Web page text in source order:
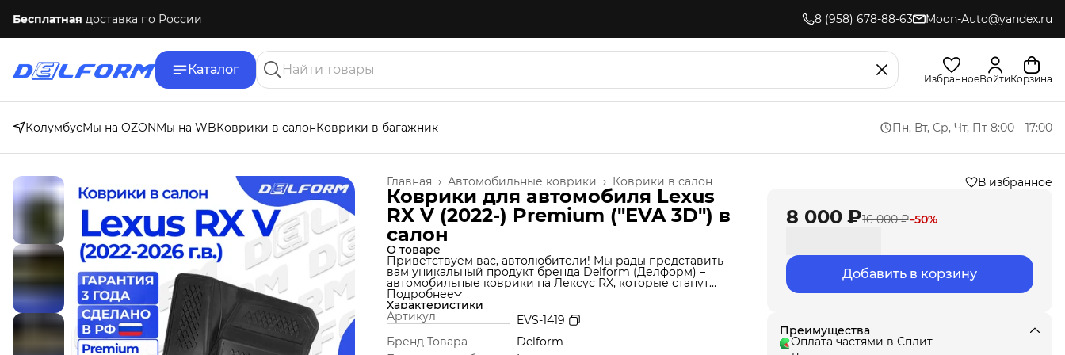
Бесплатная доставка по России 8 (958) 678-88-63 Moon-Auto@yandex.ru
Каталог
ИзбранноеВойтиКорзина
КолумбусМы на OZONМы на WBКоврики в салонКоврики в багажник Пн, Вт, Ср, Чт, Пт 8:00—17:00
Коврики в салон
Автомобильные коврики ›
Главная ›
Коврики для автомобиля Lexus
RX V (2022-) Premium ("EVA 3D") в
cалон
О товаре
Приветствуем вас, автолюбители! Мы рады представить
вам уникальный продукт бренда Delform (Делформ) –
автомобильные коврики на Лексус RX, которые станут
незаменимым аксессуаром для вашего автомобиля. Мы
используем уникальную технологию производства,
которая позволяет нам создавать коврики из материала
термоэластопласт (ТЭП), который идеально подходит под
салон автомобиля и обеспечивает надежную защиту от
грязи и влаги. Но это еще не все! Продукт Delform
Подробнее
Характеристики
Артикул
EVS-1419
Бренд Товара
Delform
В избранное
8 000 ₽16 000 ₽−50%
Добавить в корзину
Преимущества
Оплата частями в Сплит